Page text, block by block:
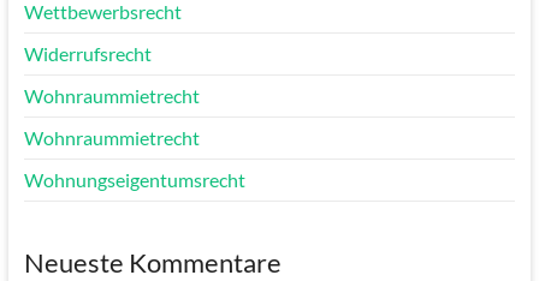
Wettbewerbsrecht
Widerrufsrecht
Wohnraummietrecht
Wohnraummietrecht
Wohnungseigentumsrecht
Neueste Kommentare